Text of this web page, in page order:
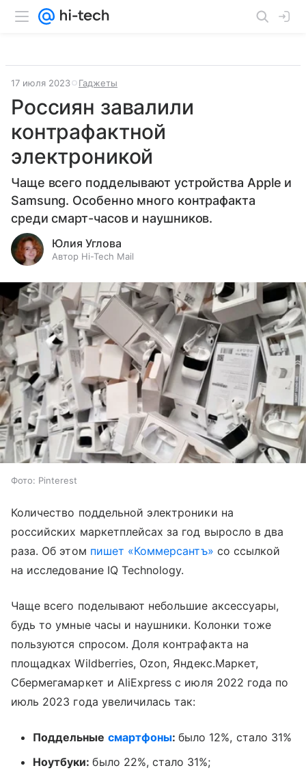
17 июля 2023 Гаджеты
Россиян завалили
контрафактной
электроникой
Чаще всего подделывают устройства Apple и
Samsung. Особенно много контрафакта
среди смарт-часов и наушников.
Юлия Углова
Автор Hi-Tech Mail
Фото: Pinterest
Количество поддельной электроники на
российских маркетплейсах за год выросло в два
раза. Об этом пишет «Коммерсантъ» со ссылкой
на исследование IQ Technology.
Чаще всего поделывают небольшие аксессуары,
будь то умные часы и наушники. Колонки тоже
пользуются спросом. Доля контрафакта на
площадках Wildberries, Ozon, Яндекс.Маркет,
Сбермегамаркет и AliExpress с июля 2022 года по
июль 2023 года увеличилась так:
Поддельные смартфоны:было 12%, стало 31%
Ноутбуки:было 22%, стало 31%;